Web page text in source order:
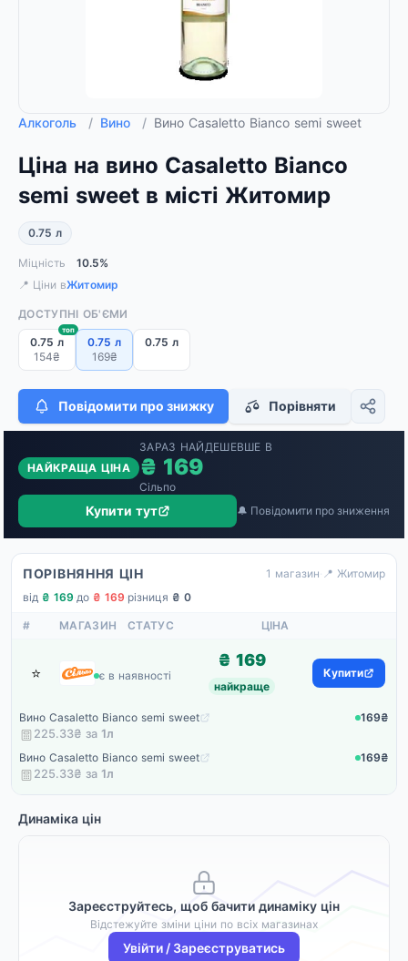
Алкоголь / Вино / Вино Casaletto Bianco semi sweet
Ціна на вино Casaletto Bianco
semi sweet в місті Житомир
0.75 л
Міцність
10.5%
📍 Ціни вЖитомир
ДОСТУПНІ ОБ'ЄМИ
0.75 л
154₴
топ
0.75 л
169₴
0.75 л
Повідомити про знижку Порівняти
НАЙКРАЩА ЦІНА
ЗАРАЗ НАЙДЕШЕВШЕ В
₴ 169
Сільпо
Купити тут 🔔 Повідомити про зниження
ПОРІВНЯННЯ ЦІН 1 магазин· 📍 Житомир
від ₴ 169·до ₴ 169·різниця ₴ 0
# МАГАЗИН СТАТУС ЦІНА
⭐ Сільпо
є в наявності
₴ 169
найкраще
Купити
Вино Casaletto Bianco semi sweet
169₴
225.33₴ за 1л
Вино Casaletto Bianco semi sweet
169₴
225.33₴ за 1л
Динаміка цін
Зареєструйтесь, щоб бачити динаміку цін
Відстежуйте зміни ціни по всіх магазинах
Увійти / Зареєструватись